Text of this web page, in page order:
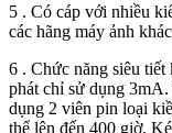
5 . Có cáp với nhiều
các hãng máy ảnh
6 . Chức năng siêu
phát chỉ sử dụng
dụng 2 viên pin loại
thể lên đến 400 giờ.